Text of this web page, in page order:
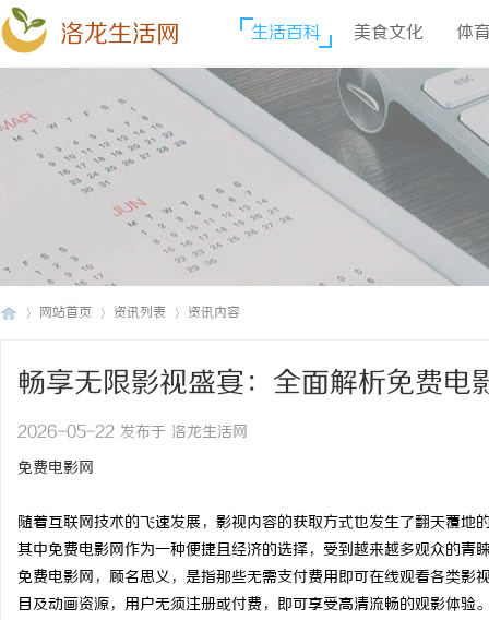
洛龙生活网 生活百科 美食文化 体
网站首页 资讯列表 资讯内容
畅享无限影视盛宴：全面解析免费电
2026-05-22 发布于 洛龙生活网
免费电影网
随着互联网技术的飞速发展，影视内容的获取方式也发生了翻天覆
其中免费电影网作为一种便捷且经济的选择，受到越来越多观众的青
免费电影网，顾名思义，是指那些无需支付费用即可在线观看各类
目及动画资源，用户无须注册或付费，即可享受高清流畅的观影体